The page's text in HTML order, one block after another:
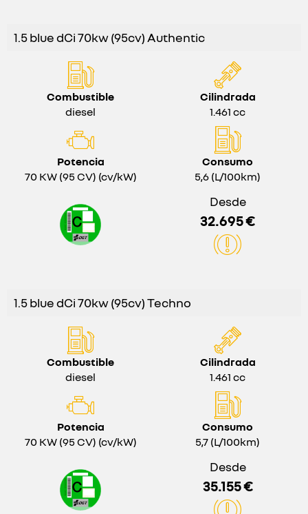
1.5 blue dCi 70kw (95cv) Authentic
Combustible
diesel
Cilindrada
1.461 cc
Potencia
70 KW (95 CV) (cv/kW)
Consumo
5,6 (L/100km)
Desde
32.695 €
1.5 blue dCi 70kw (95cv) Techno
Combustible
diesel
Cilindrada
1.461 cc
Potencia
70 KW (95 CV) (cv/kW)
Consumo
5,7 (L/100km)
Desde
35.155 €